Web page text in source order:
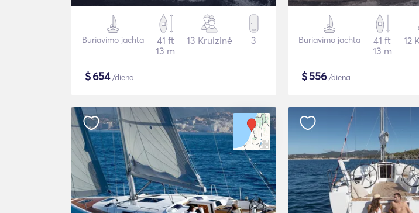
Buriavimo jachta
41 ft
13 m
13 Kruizinė 3
$654/diena
Buriavimo jachta
41 ft
13 m
12
$556/diena